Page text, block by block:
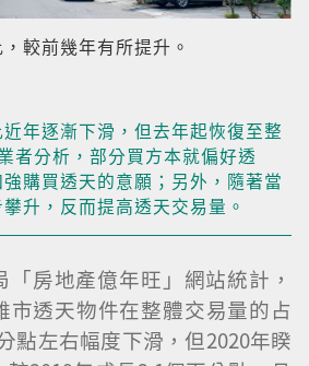
較前幾年有所提升。
年逐漸下滑，但去年起恢復至整
者分析，部分買方本就偏好透
購買透天的意願；另外，隨著當
升，反而提高透天交易量。
房地產億年旺」網站統計，
市透天物件在整體交易量的占
點左右幅度下滑，但2020年睽